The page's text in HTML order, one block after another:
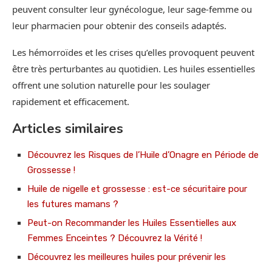
peuvent consulter leur gynécologue, leur sage-femme ou
leur pharmacien pour obtenir des conseils adaptés.
Les hémorroïdes et les crises qu’elles provoquent peuvent
être très perturbantes au quotidien. Les huiles essentielles
offrent une solution naturelle pour les soulager
rapidement et efficacement.
Articles similaires
Découvrez les Risques de l’Huile d’Onagre en Période de
Grossesse !
Huile de nigelle et grossesse : est-ce sécuritaire pour
les futures mamans ?
Peut-on Recommander les Huiles Essentielles aux
Femmes Enceintes ? Découvrez la Vérité !
Découvrez les meilleures huiles pour prévenir les